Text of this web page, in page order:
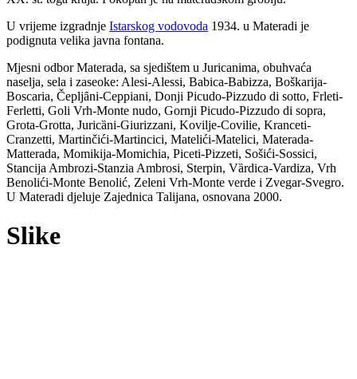
U vrijeme izgradnje Istarskog vodovoda 1934. u Materadi je
podignuta velika javna fontana.
Mjesni odbor Materada, sa sjedištem u Juricanima, obuhvaća
naselja, sela i zaseoke: Alesi-Alessi, Babica-Babizza, Boškarija-
Boscaria, Čepljȃni-Ceppiani, Donji Picudo-Pizzudo di sotto, Frleti-
Ferletti, Goli Vrh-Monte nudo, Gornji Picudo-Pizzudo di sopra,
Grota-Grotta, Juricȁni-Giurizzani, Kovilje-Covilie, Kranceti-
Cranzetti, Martinčići-Martincici, Matelići-Matelici, Materada-
Matterada, Momikija-Momichia, Piceti-Pizzeti, Sošići-Sossici,
Stancija Ambrozi-Stanzia Ambrosi, Sterpin, Vȁrdica-Vardiza, Vrh
Benolići-Monte Benolić, Zeleni Vrh-Monte verde i Zvegar-Svegro.
U Materadi djeluje Zajednica Talijana, osnovana 2000.
Slike